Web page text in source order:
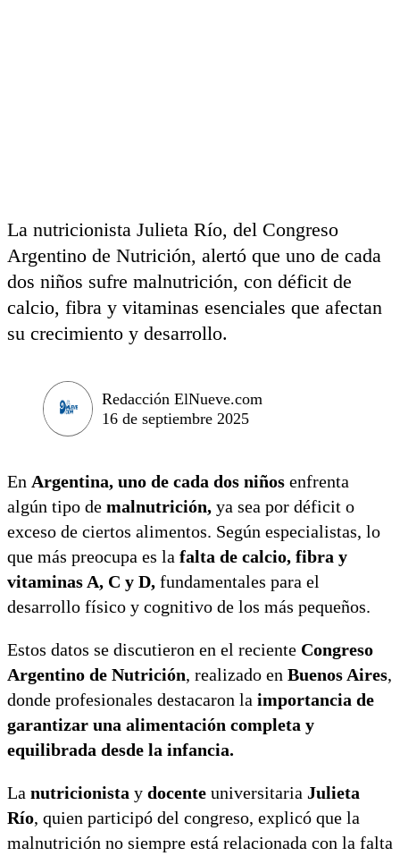
La nutricionista Julieta Río, del Congreso
Argentino de Nutrición, alertó que uno de cada
dos niños sufre malnutrición, con déficit de
calcio, fibra y vitaminas esenciales que afectan
su crecimiento y desarrollo.
Redacción ElNueve.com
16 de septiembre 2025
En Argentina, uno de cada dos niños enfrenta
algún tipo de malnutrición, ya sea por déficit o
exceso de ciertos alimentos. Según especialistas, lo
que más preocupa es la falta de calcio, fibra y
vitaminas A, C y D, fundamentales para el
desarrollo físico y cognitivo de los más pequeños.
Estos datos se discutieron en el reciente Congreso
Argentino de Nutrición, realizado en Buenos Aires,
donde profesionales destacaron la importancia de
garantizar una alimentación completa y
equilibrada desde la infancia.
La nutricionista y docente universitaria Julieta
Río, quien participó del congreso, explicó que la
malnutrición no siempre está relacionada con la falta